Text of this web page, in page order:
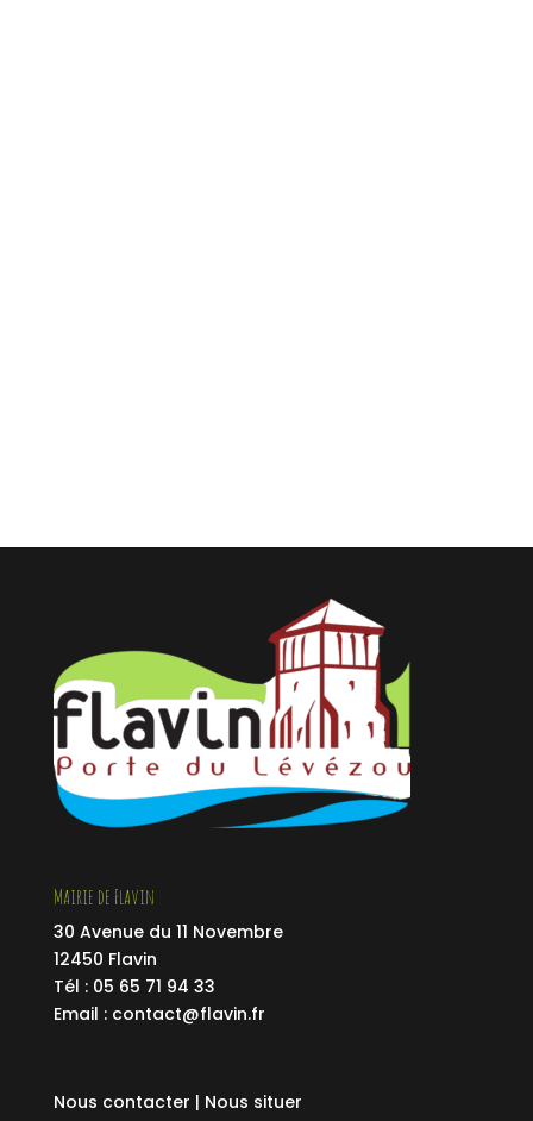
Mairie de Flavin
30 Avenue du 11 Novembre
12450 Flavin
Tél : 05 65 71 94 33
Email : contact@flavin.fr
Nous contacter | Nous situer